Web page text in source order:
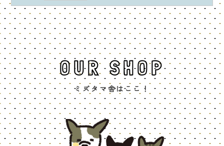
OUR SHOP
ミズタマ舎はここ！